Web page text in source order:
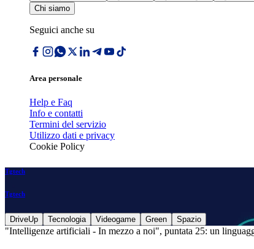
Chi siamo
Seguici anche su
Area personale
Help e Faq
Info e contatti
Termini del servizio
Utilizzo dati e privacy
Cookie Policy
Tgtech
Tgtech
DriveUp Tecnologia Videogame Green Spazio
"Intelligenze artificiali - In mezzo a noi", puntata 25: un